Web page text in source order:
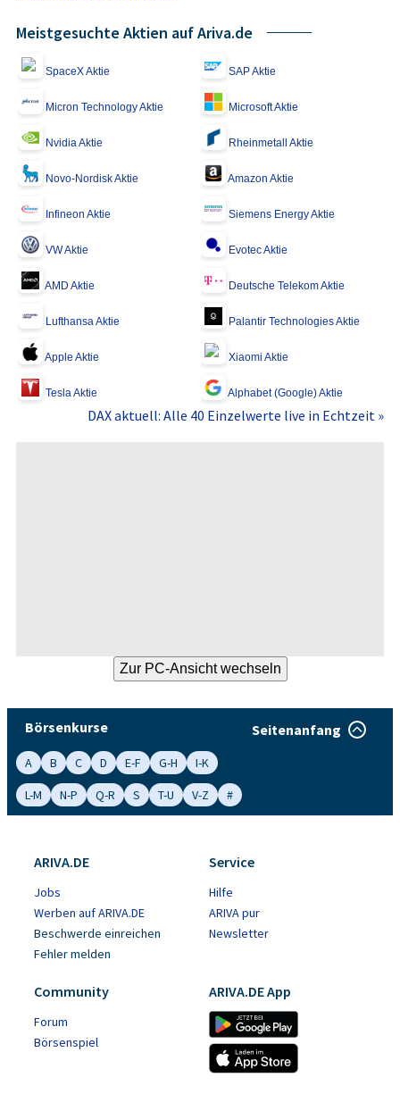
Meistgesuchte Aktien auf Ariva.de
SpaceX Aktie SAP Aktie
Micron Technology Aktie Microsoft Aktie
Nvidia Aktie Rheinmetall Aktie
Novo-Nordisk Aktie Amazon Aktie
Infineon Aktie Siemens Energy Aktie
VW Aktie Evotec Aktie
AMD Aktie Deutsche Telekom Aktie
Lufthansa Aktie Palantir Technologies Aktie
Apple Aktie Xiaomi Aktie
Tesla Aktie Alphabet (Google) Aktie
DAX aktuell: Alle 40 Einzelwerte live in Echtzeit »
Börsenkurse Seitenanfang
A B C D E-F G-H
I-K
L-M
N-P Q-R S T-U V-Z #
ARIVA.DE
Jobs
Werben auf ARIVA.DE
Beschwerde einreichen
Fehler melden
Service
Hilfe
ARIVA pur
Newsletter
Community
Forum
Börsenspiel
ARIVA.DE App